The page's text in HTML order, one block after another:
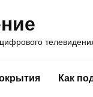
Как